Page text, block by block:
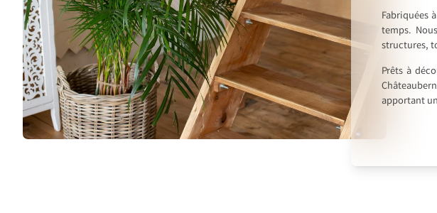
Fabriquées
temps.
structures,
Prêts à
apportant